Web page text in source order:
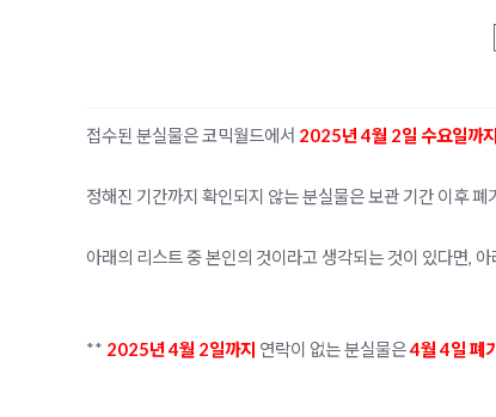
접수된 분실물은 코믹월드에서 2025년 4월 2일 수요일까지
정해진 기간까지 확인되지 않는 분실물은 보관 기간 이후
아래의 리스트 중 본인의 것이라고 생각되는 것이 있다면,
** 2025년 4월 2일까지 연락이 없는 분실물은4월 4일 폐